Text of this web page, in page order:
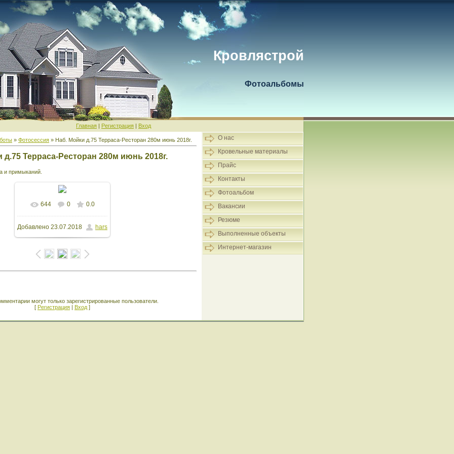
Кровлястрой
Фотоальбомы
Главная | Регистрация | Вход
» Фотосессия » Наб. Мойки д.75 Терраса-Ресторан 280м июнь 2018г.
д.75 Терраса-Ресторан 280м июнь 2018г.
и примыканий.
644 0 0.0
Добавлено 23.07.2018 hars
могут только зарегистрированные пользователи.
[ Регистрация | Вход ]
О нас
Кровельные материалы
Прайс
Контакты
Фотоальбом
Вакансии
Резюме
Выполненные объекты
Интернет-магазин